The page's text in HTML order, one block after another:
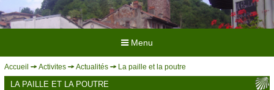
Menu
ACCUEIL
Accueil Activites Actualités La paille et la poutre
LA PAILLE ET LA POUTRE